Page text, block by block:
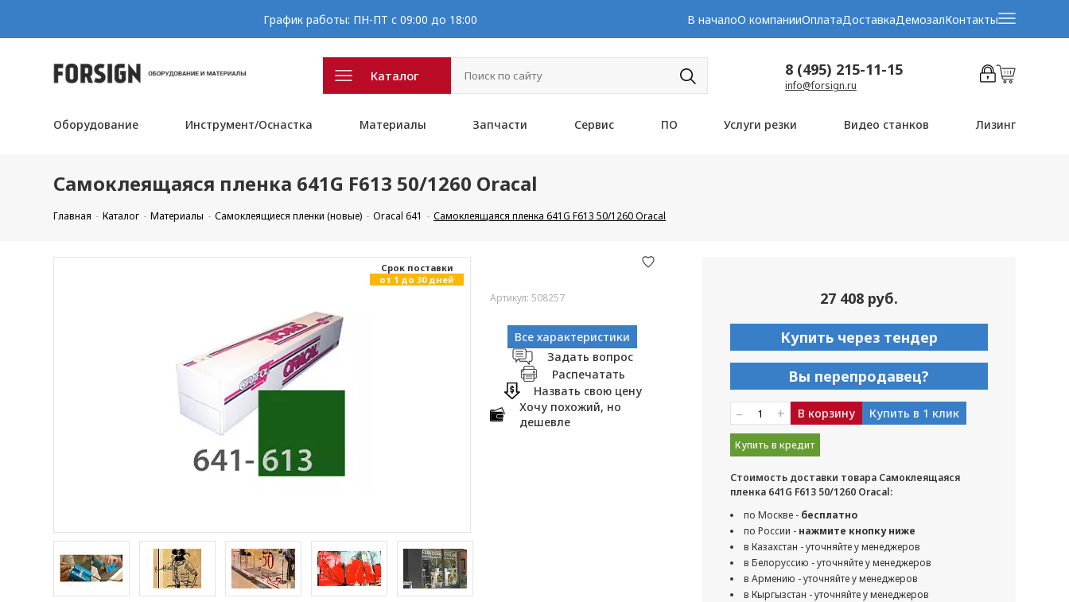
График работы: ПН-ПТ с 09:00 до 18:00 В началоО компанииОплатаДоставкаДемозалКонтакты
Каталог 8 (495) 215-11-15
info@forsign.ru
Оборудование Инструмент/Оснастка Материалы Запчасти Сервис ПО Услуги резки Видео станков Лизинг
Самоклеящаяся пленка 641G F613 50/1260 Oracal
Главная Каталог Материалы Самоклеящиеся пленки (новые) Oracal 641 Самоклеящаяся пленка 641G F613 50/1260 Oracal
Cрок поставки
от 1 до 30 дней
Артикул: 508257
Все характеристики
Задать вопрос
Распечатать
Назвать свою цену
Хочу похожий, но
дешевле
27 408 руб.
Купить через тендер
Вы перепродавец?
– + В корзину Купить в 1 клик
Купить в кредит
Стоимость доставки товара Самоклеящаяся
пленка 641G F613 50/1260 Oracal:
по Москве - бесплатно
по России - нажмите кнопку ниже
в Казахстан - уточняйте у менеджеров
в Белоруссию - уточняйте у менеджеров
в Армению - уточняйте у менеджеров
в Кыргызстан - уточняйте у менеджеров